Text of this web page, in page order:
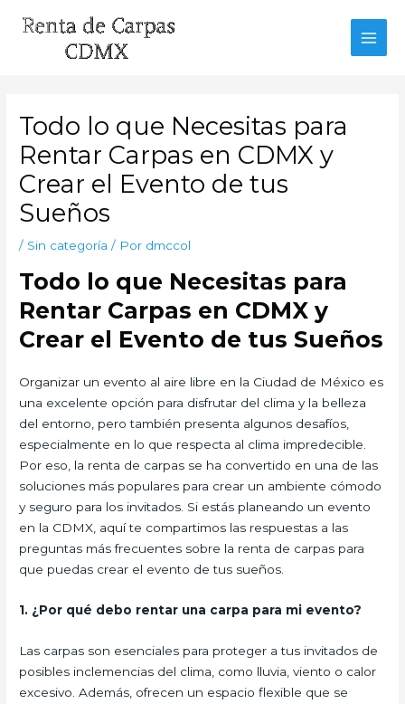
Todo lo que Necesitas para
Rentar Carpas en CDMX y
Crear el Evento de tus
Sueños
/ Sin categoría / Por dmccol
Todo lo que Necesitas para
Rentar Carpas en CDMX y
Crear el Evento de tus Sueños
Organizar un evento al aire libre en la Ciudad de México es
una excelente opción para disfrutar del clima y la belleza
del entorno, pero también presenta algunos desafíos,
especialmente en lo que respecta al clima impredecible.
Por eso, la renta de carpas se ha convertido en una de las
soluciones más populares para crear un ambiente cómodo
y seguro para los invitados. Si estás planeando un evento
en la CDMX, aquí te compartimos las respuestas a las
preguntas más frecuentes sobre la renta de carpas para
que puedas crear el evento de tus sueños.
1. ¿Por qué debo rentar una carpa para mi evento?
Las carpas son esenciales para proteger a tus invitados de
posibles inclemencias del clima, como lluvia, viento o calor
excesivo. Además, ofrecen un espacio flexible que se